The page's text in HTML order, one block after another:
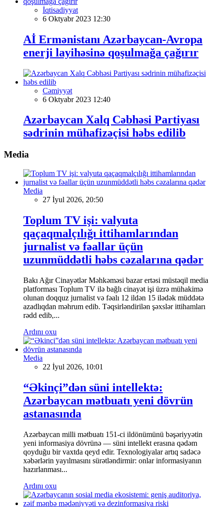
İqtisadiyyat
6 Oktyabr 2023 12:30
Aİ Ermənistanı Azərbaycan-Avropa
enerji layihəsinə qoşulmağa çağırır
Cəmiyyət
6 Oktyabr 2023 12:40
Azərbaycan Xalq Cəbhəsi Partiyası
sədrinin mühafizəçisi həbs edilib
Media
Media
27 İyul 2026, 20:50
Toplum TV işi: valyuta
qaçaqmalçılığı ittihamlarından
jurnalist və fəallar üçün
uzunmüddətli həbs cəzalarına qədər
Bakı Ağır Cinayətlər Məhkəməsi bazar ertəsi müstəqil media
platforması Toplum TV ilə bağlı cinayət işi üzrə mühakimə
olunan doqquz jurnalist və fəalı 12 ildən 15 ilədək müddətə
azadlıqdan məhrum edib. Təqsirləndirilən şəxslər ittihamları
rədd edib,...
Ardını oxu
Media
22 İyul 2026, 10:01
“Əkinçi”dən süni intellektə:
Azərbaycan mətbuatı yeni dövrün
astanasında
Azərbaycan milli mətbuatı 151-ci ildönümünü bəşəriyyətin
yeni informasiya dövrünə — süni intellekt erasına qədəm
qoyduğu bir vaxtda qeyd edir. Texnologiyalar artıq sadəcə
xəbərlərin yayılmasını sürətləndirmir: onlar informasiyanın
hazırlanması...
Ardını oxu